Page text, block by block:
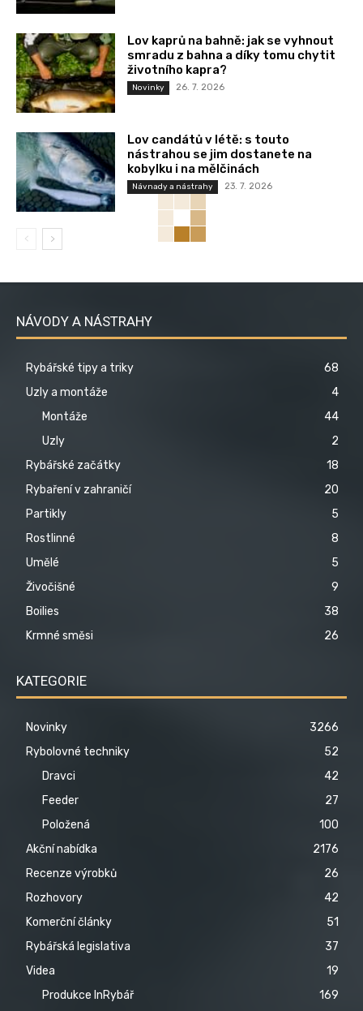
Lov kaprů na bahně: jak se vyhnout
smradu z bahna a díky tomu chytit
životního kapra?
Novinky 26. 7. 2026
Lov candátů v létě: s touto
nástrahou se jim dostanete na
kobylku i na mělčinách
Návnady a nástrahy 23. 7. 2026
NÁVODY A NÁSTRAHY
Rybářské tipy a triky
68
Uzly a montáže
4
Montáže
44
Uzly
2
Rybářské začátky
18
Rybaření v zahraničí
20
Partikly
5
Rostlinné
8
Umělé
5
Živočišné
9
Boilies
38
Krmné směsi
26
KATEGORIE
Novinky
3266
Rybolovné techniky
52
Dravci
42
Feeder
27
Položená
100
Akční nabídka
2176
Recenze výrobků
26
Rozhovory
42
Komerční články
51
Rybářská legislativa
37
Videa
19
Produkce InRybář
169